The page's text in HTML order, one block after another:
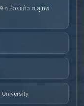
ถ.ห้วยแก้ว ต.สุเทพ
University